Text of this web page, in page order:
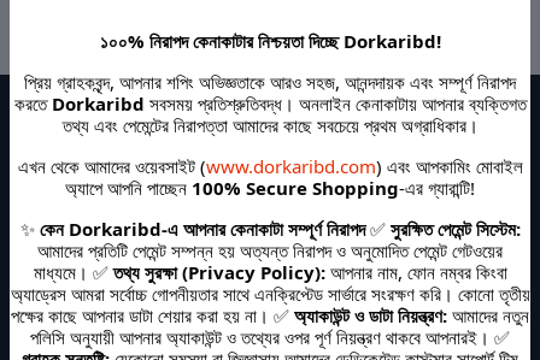
আমরা প্রতিশ্রুতিবদ্ধ আপনার কাছে100% আসল, সর্বোত্তম মানেরএবংযুক্তিসঙ্গত মূল্যেপণ্য
পৌঁছে দিতে। আমাদের বিশাল সংগ্রহ থেকে বেছে নিন আপনার পছন্দের পণ্য।
আমাদের পণ্যের বিভাগসমূহ:
১০০% নিরাপদ কেনাকাটার নিশ্চয়তা দিচ্ছে Dorkaribd!
প্রিয় গ্রাহকবৃন্দ, আপনার শপিং অভিজ্ঞতাকে আরও সহজ, আনন্দদায়ক এবং সম্পূর্ণ নিরাপদ
করতে Dorkaribd সবসময় প্রতিশ্রুতিবদ্ধ। অনলাইন কেনাকাটায় আপনার ব্যক্তিগত
তথ্য এবং পেমেন্টের নিরাপত্তা আমাদের কাছে সবচেয়ে প্রথম অগ্রাধিকার।
এখন থেকে আমাদের ওয়েবসাইট (www.dorkaribd.com) এবং আপকামিং মোবাইল
অ্যাপে আপনি পাচ্ছেন 100% Secure Shopping-এর গ্যারান্টি!
✨ কেন Dorkaribd-এ আপনার কেনাকাটা সম্পূর্ণ নিরাপদ✅ সুরক্ষিত পেমেন্ট সিস্টেম:
আমাদের প্রতিটি পেমেন্ট সম্পন্ন হয় অত্যন্ত নিরাপদ ও অনুমোদিত পেমেন্ট গেটওয়ের
মাধ্যমে। ✅তথ্য সুরক্ষা (Privacy Policy):আপনার নাম, ফোন নম্বর কিংবা
অ্যাড্রেস আমরা সর্বোচ্চ গোপনীয়তার সাথে এনক্রিপ্টেড সার্ভারে সংরক্ষণ করি। কোনো তৃতীয়
পক্ষের কাছে আপনার ডাটা শেয়ার করা হয় না। ✅ অ্যাকাউন্ট ও ডাটা নিয়ন্ত্রণ: আমাদের নতুন
পলিসি অনুযায়ী আপনার অ্যাকাউন্ট ও তথ্যের ওপর পূর্ণ নিয়ন্ত্রণ থাকবে আপনারই। ✅